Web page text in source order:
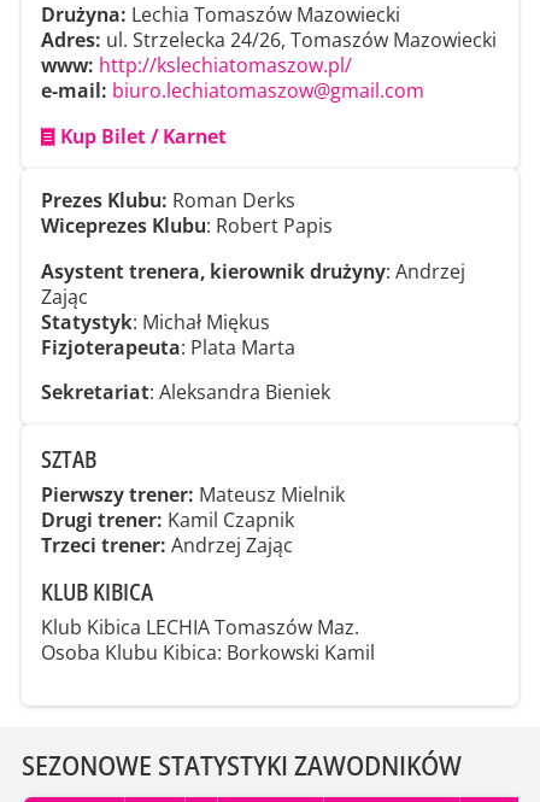
Drużyna: Lechia Tomaszów Mazowiecki
Adres: ul. Strzelecka 24/26, Tomaszów Mazowiecki
www: http://kslechiatomaszow.pl/
e-mail: biuro.lechiatomaszow@gmail.com
Kup Bilet / Karnet
Prezes Klubu: Roman Derks
Wiceprezes Klubu: Robert Papis
Asystent trenera, kierownik drużyny: Andrzej
Zając
Statystyk: Michał Miękus
Fizjoterapeuta: Plata Marta
Sekretariat: Aleksandra Bieniek
SZTAB
Pierwszy trener: Mateusz Mielnik
Drugi trener: Kamil Czapnik
Trzeci trener: Andrzej Zając
KLUB KIBICA
Klub Kibica LECHIA Tomaszów Maz.
Osoba Klubu Kibica: Borkowski Kamil
SEZONOWE STATYSTYKI ZAWODNIKÓW